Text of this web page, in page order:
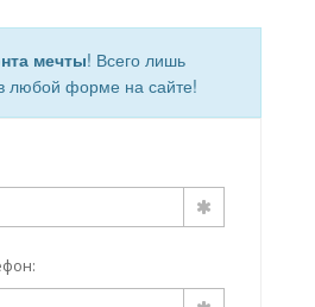
мечты! Всего лишь
любой форме на сайте!